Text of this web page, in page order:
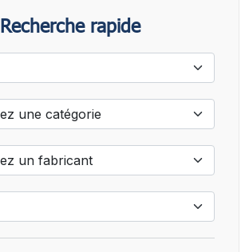
Recherche rapide